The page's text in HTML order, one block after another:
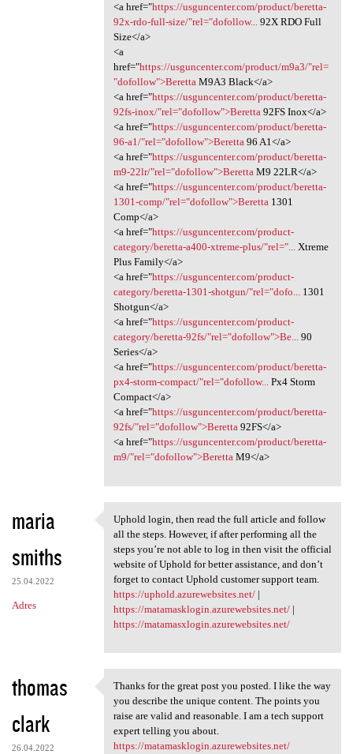
<a href="https://usguncenter.com/product/beretta-
92x-rdo-full-size/"rel="dofollow...92X RDO Full
Size</a>
<a
href="https://usguncenter.com/product/m9a3/"rel=
"dofollow">BerettaM9A3 Black</a>
<a href="https://usguncenter.com/product/beretta-
92fs-inox/"rel="dofollow">Beretta92FS Inox</a>
<a href="https://usguncenter.com/product/beretta-
96-a1/"rel="dofollow">Beretta96 A1</a>
<a href="https://usguncenter.com/product/beretta-
m9-22lr/"rel="dofollow">BerettaM9 22LR</a>
<a href="https://usguncenter.com/product/beretta-
1301-comp/"rel="dofollow">Beretta1301
Comp</a>
<a href="https://usguncenter.com/product-
category/beretta-a400-xtreme-plus/"rel="...Xtreme
Plus Family</a>
<a href="https://usguncenter.com/product-
category/beretta-1301-shotgun/"rel="dofo...1301
Shotgun</a>
<a href="https://usguncenter.com/product-
category/beretta-92fs/"rel="dofollow">Be...90
Series</a>
<a href="https://usguncenter.com/product/beretta-
px4-storm-compact/"rel="dofollow...Px4 Storm
Compact</a>
<a href="https://usguncenter.com/product/beretta-
92fs/"rel="dofollow">Beretta92FS</a>
<a href="https://usguncenter.com/product/beretta-
m9/"rel="dofollow">BerettaM9</a>
maria
smiths
25.04.2022
Adres
Uphold login, then read the
Uphold login, then read the full article and follow
all the steps. However, if after performing all the
steps you’re not able to log in then visit the official
website of Uphold for better assistance, and don’t
forget to contact Uphold customer support team.
https://uphold.azurewebsites.net/|
https://matamasklogin.azurewebsites.net/|
https://matamasxlogin.azurewebsites.net/
thomas
clark
26.04.2022
Thanks for the great post you
Thanks for the great post you posted. I like the way
you describe the unique content. The points you
raise are valid and reasonable. I am a tech support
expert telling you about.
https://matamasklogin.azurewebsites.net/